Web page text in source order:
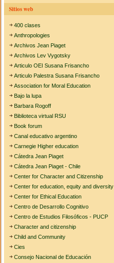
Sitios web
400 clases
Anthropologies
Archivos Jean Piaget
Archivos Lev Vygotsky
Articulo OEI Susana Frisancho
Articulo Palestra Susana Frisancho
Association for Moral Education
Bajo la lupa
Barbara Rogoff
Biblioteca virtual RSU
Book forum
Canal educativo argentino
Carnegie Higher education
Cátedra Jean Piaget
Cátedra Jean Piaget - Chile
Center for Character and Citizenship
Center for education, equity and diversity
Center for Ethical Education
Centro de Desarrollo Cognitivo
Centro de Estudios Filosóficos - PUCP
Character and citizenship
Child and Community
Cies
Consejo Nacional de Educación